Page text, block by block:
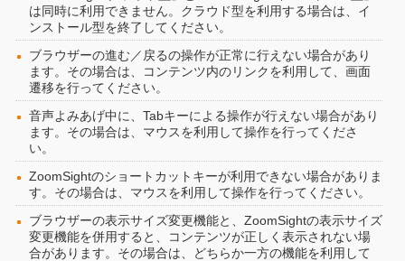
は同時に利用できません。クラウド型を利用する場合は、イ
ンストール型を終了してください。
ブラウザーの進む／戻るの操作が正常に行えない場合があり
ます。その場合は、コンテンツ内のリンクを利用して、画面
遷移を行ってください。
音声よみあげ中に、Tabキーによる操作が行えない場合があり
ます。その場合は、マウスを利用して操作を行ってくださ
い。
ZoomSightのショートカットキーが利用できない場合がありま
す。その場合は、マウスを利用して操作を行ってください。
ブラウザーの表示サイズ変更機能と、ZoomSightの表示サイズ
変更機能を併用すると、コンテンツが正しく表示されない場
合があります。その場合は、どちらか一方の機能を利用して